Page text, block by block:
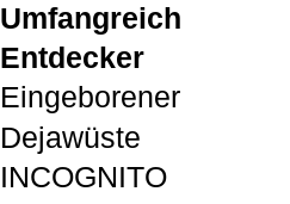
Umfangreich
Entdecker
Eingeborener
Dejawüste
INCOGNITO